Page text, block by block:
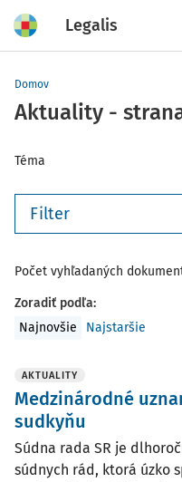
Legalis
Domov
Aktuality -
Téma
Filter
Počet vyhľadaných
Zoradiť podľa:
Najnovšie
Najstaršie
AKTUALITY
Medzinárodné
sudkyňu
Súdna rada SR je
súdnych rád, ktorá úzko